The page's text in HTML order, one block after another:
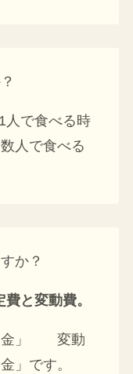
1人で食べる時
人で食べる
か？
と変動費。
金」 変動
」です。